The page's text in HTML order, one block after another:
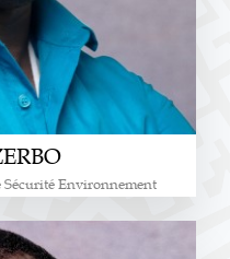
Environnement